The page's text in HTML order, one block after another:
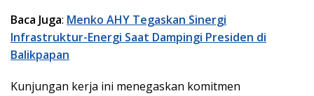
Baca Juga: Menko AHY Tegaskan Sinergi
Infrastruktur-Energi Saat Dampingi Presiden di
Balikpapan
Kunjungan kerja ini menegaskan komitmen